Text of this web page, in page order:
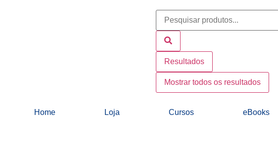
Resultados
Mostrar todos os resultados
Home Loja Cursos eBooks